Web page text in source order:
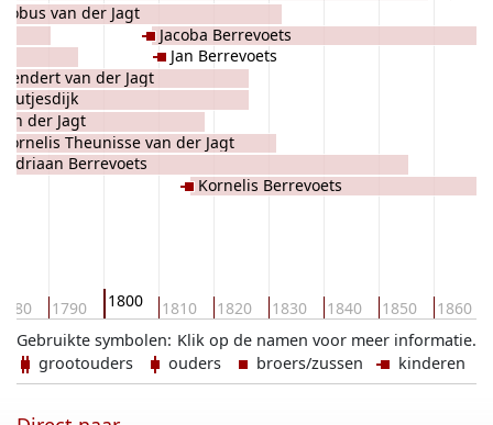
1790 1800 1810 1820 1830 1840 1850 1860
der Jagt
van der Jagt
van der Jagt
Cornelis Theunisse van der Jagt
Adriaan Berrevoets
Jacoba Berrevoets
Jan Berrevoets
Kornelis Berrevoets
Klik op de namen voor meer informatie.
Gebruikte symbolen:
grootouders
ouders broers/zussen kinderen